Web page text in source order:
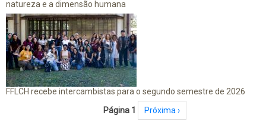
natureza e a dimensão humana
FFLCH recebe intercambistas para o segundo semestre de 2026
Página 1 Próxima página
Próxima ›